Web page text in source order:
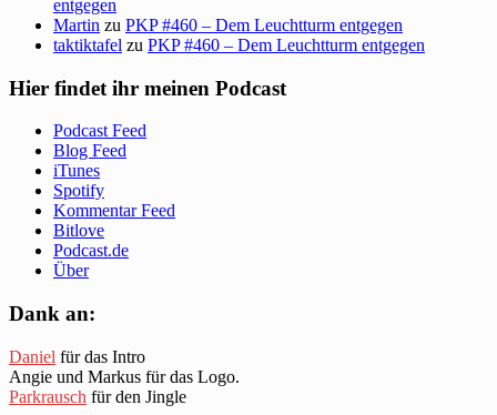
entgegen
Martin zu PKP #460 – Dem Leuchtturm entgegen
taktiktafel zu PKP #460 – Dem Leuchtturm entgegen
Hier findet ihr meinen Podcast
Podcast Feed
Blog Feed
iTunes
Spotify
Kommentar Feed
Bitlove
Podcast.de
Über
Dank an:
Daniel für das Intro
Angie und Markus für das Logo.
Parkrausch für den Jingle